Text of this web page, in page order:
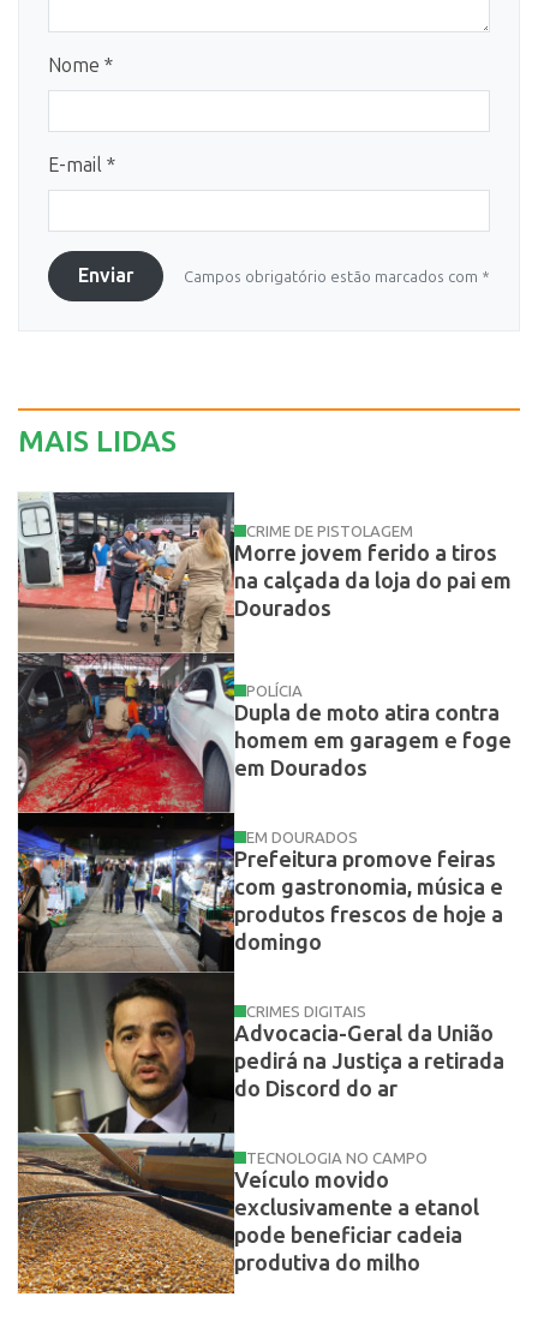
Nome *
E-mail *
Enviar Campos obrigatório estão marcados com *
MAIS LIDAS
CRIME DE PISTOLAGEM
Morre jovem ferido a tiros
na calçada da loja do pai em
Dourados
POLÍCIA
Dupla de moto atira contra
homem em garagem e foge
em Dourados
EM DOURADOS
Prefeitura promove feiras
com gastronomia, música e
produtos frescos de hoje a
domingo
CRIMES DIGITAIS
Advocacia-Geral da União
pedirá na Justiça a retirada
do Discord do ar
TECNOLOGIA NO CAMPO
Veículo movido
exclusivamente a etanol
pode beneficiar cadeia
produtiva do milho